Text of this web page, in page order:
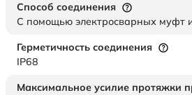
Способ соединения
С помощью электросварных муфт
Герметичность соединения
IP68
Максимальное усилие протяжки